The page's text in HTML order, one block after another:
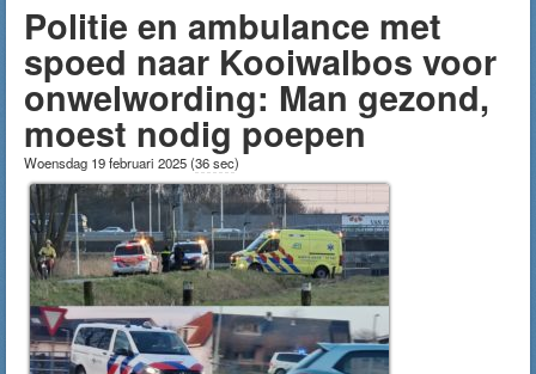
Politie en ambulance met
spoed naar Kooiwalbos voor
onwelwording: Man gezond,
moest nodig poepen
Woensdag 19 februari 2025(36 sec)